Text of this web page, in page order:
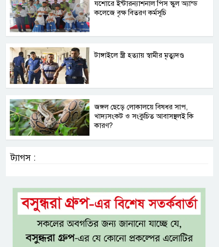
যশোরে ইন্টারন্যাশনাল পিস স্কুল অ্যান্ড
কলেজে বৃক্ষ বিতরণ কর্মসূচি
টাঙ্গাইলে স্ত্রী হত্যায় স্বামীর মৃত্যুদণ্ড
জঙ্গল ছেড়ে লোকালয়ে বিষধর সাপ,
খাদ্যসংকট ও সংকুচিত আবাসস্থলই কি
কারণ?
ট্যাগস :